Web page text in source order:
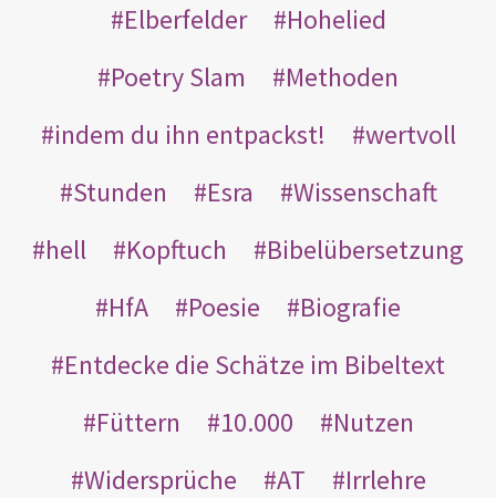
Elberfelder
Hohelied
Poetry Slam
Methoden
indem du ihn entpackst!
wertvoll
Stunden
Esra
Wissenschaft
hell
Kopftuch
Bibelübersetzung
HfA
Poesie
Biografie
Entdecke die Schätze im Bibeltext
Füttern
10.000
Nutzen
Widersprüche
AT
Irrlehre